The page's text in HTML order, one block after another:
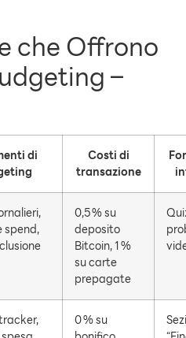
che Offrono
–
di
Costi di
transazione
spend,
0,5 % su
deposito
Bitcoin, 1 %
su carte
prepagate
0 % su